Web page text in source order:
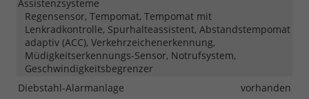
Assistenzsysteme
Regensensor, Tempomat, Tempomat mit
Lenkradkontrolle, Spurhalteassistent, Abstandstempomat
adaptiv (ACC), Verkehrzeichenerkennung,
Müdigkeitserkennungs-Sensor, Notrufsystem,
Geschwindigkeitsbegrenzer
Diebstahl-Alarmanlage
vorhanden